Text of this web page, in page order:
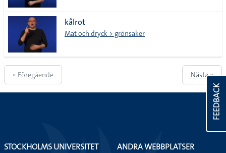
kålrot
Mat och dryck > grönsaker
« Föregående Nästa »
FEEDBACK
STOCKHOLMS UNIVERSITET
ANDRA WEBBPLATSER